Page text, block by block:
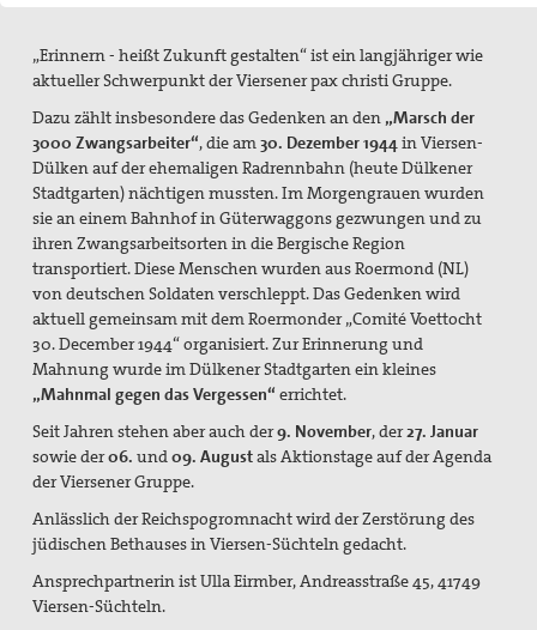
Gruppe Hückelhoven
Gruppe Viersen
Twese Hamwe - Neue Hoffnung .......muss wachsen
Spiritualität
Internationale Jugendbegegnung
Aachener Friedenslauf
pax christi Materialien
Mitgliedschaft und Spenden
Wehrdienstverweigerung
Suche
„Erinnern - heißt Zukunft gestalten“ ist ein langjähriger wie
aktueller Schwerpunkt der Viersener pax christi Gruppe.
Dazu zählt insbesondere das Gedenken an den „Marsch der
3000 Zwangsarbeiter“, die am30. Dezember 1944in Viersen-
Dülken auf der ehemaligen Radrennbahn (heute Dülkener
Stadtgarten) nächtigen mussten. Im Morgengrauen wurden
sie an einem Bahnhof in Güterwaggons gezwungen und zu
ihren Zwangsarbeitsorten in die Bergische Region
transportiert. Diese Menschen wurden aus Roermond (NL)
von deutschen Soldaten verschleppt. Das Gedenken wird
aktuell gemeinsam mit dem Roermonder „Comité Voettocht
30. December 1944“ organisiert. Zur Erinnerung und
Mahnung wurde im Dülkener Stadtgarten ein kleines
„Mahnmal gegen das Vergessen“ errichtet.
Seit Jahren stehen aber auch der9. November, der27. Januar
sowie der06. und09. Augustals Aktionstage auf der Agenda
der Viersener Gruppe.
Anlässlich der Reichspogromnacht wird der Zerstörung des
jüdischen Bethauses in Viersen-Süchteln gedacht.
Ansprechpartnerin ist Ulla Eirmber, Andreasstraße 45, 41749
Viersen-Süchteln.